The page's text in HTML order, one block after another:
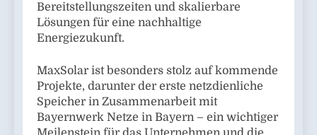
Bereitstellungszeiten und skalierbare
Lösungen für eine nachhaltige
Energiezukunft.
MaxSolar ist besonders stolz auf kommende
Projekte, darunter der erste netzdienliche
Speicher in Zusammenarbeit mit
Bayernwerk Netze in Bayern – ein wichtiger